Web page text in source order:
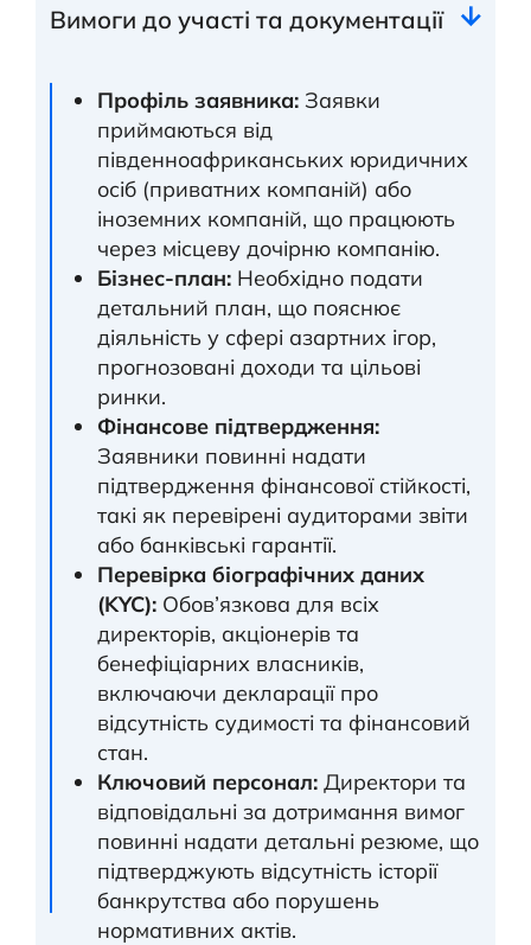
Вимоги до участі та документації
Профіль заявника:Заявки
приймаються від
південноафриканських юридичних
осіб (приватних компаній) або
іноземних компаній, що працюють
через місцеву дочірню компанію.
Бізнес-план:Необхідно подати
детальний план, що пояснює
діяльність у сфері азартних ігор,
прогнозовані доходи та цільові
ринки.
Фінансове підтвердження:
Заявники повинні надати
підтвердження фінансової стійкості,
такі як перевірені аудиторами звіти
або банківські гарантії.
Перевірка біографічних даних
(KYC):Обов’язкова для всіх
директорів, акціонерів та
бенефіціарних власників,
включаючи декларації про
відсутність судимості та фінансовий
стан.
Ключовий персонал:Директори та
відповідальні за дотримання вимог
повинні надати детальні резюме, що
підтверджують відсутність історії
банкрутства або порушень
нормативних актів.